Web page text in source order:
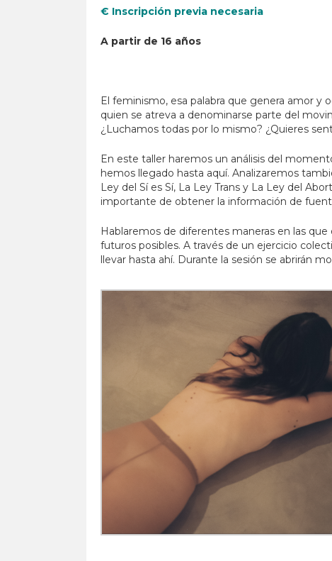
€ Inscripción previa necesaria
A partir de 16 años
El feminismo, esa palabra que genera amor y
quien se atreva a denominarse parte del
¿Luchamos todas por lo mismo? ¿Quieres
En este taller haremos un análisis del
hemos llegado hasta aquí. Analizaremos
Ley del Sí es Sí, La Ley Trans y La Ley del
importante de obtener la información de
Hablaremos de diferentes maneras en las
futuros posibles. A través de un ejercicio
llevar hasta ahí. Durante la sesión se abrirán